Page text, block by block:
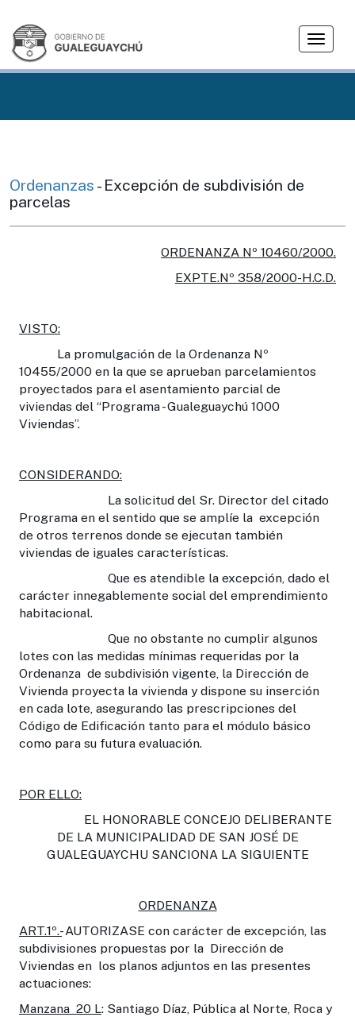
T
g
t
o
Ordenanzas - Excepción de subdivisión de
parcelas
ORDENANZA Nº 10460/2000.
EXPTE.Nº 358/2000-H.C.D.
VISTO:
La promulgación de la Ordenanza Nº
10455/2000 en la que se aprueban parcelamientos
proyectados para el asentamiento parcial de
viviendas del “Programa - Gualeguaychú 1000
Viviendas”.
CONSIDERANDO:
La solicitud del Sr. Director del citado
Programa en el sentido que se amplíe la excepción
de otros terrenos donde se ejecutan también
viviendas de iguales características.
Que es atendible la excepción, dado el
carácter innegablemente social del emprendimiento
habitacional.
Que no obstante no cumplir algunos
lotes con las medidas mínimas requeridas por la
Ordenanza de subdivisión vigente, la Dirección de
Vivienda proyecta la vivienda y dispone su inserción
en cada lote, asegurando las prescripciones del
Código de Edificación tanto para el módulo básico
como para su futura evaluación.
POR ELLO:
EL HONORABLE CONCEJO DELIBERANTE
DE LA MUNICIPALIDAD DE SAN JOSÉ DE
GUALEGUAYCHU SANCIONA LA SIGUIENTE
ORDENANZA
ART.1º.-AUTORIZASE con carácter de excepción, las
subdivisiones propuestas por la Dirección de
Viviendas en los planos adjuntos en las presentes
actuaciones:
Manzana 20 L: Santiago Díaz, Pública al Norte, Roca y